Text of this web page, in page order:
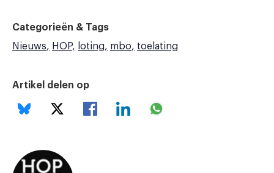
Categorieën & Tags
Nieuws
HOP loting mbo toelating
Artikel delen op